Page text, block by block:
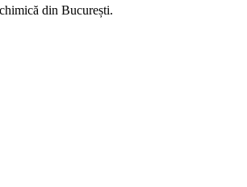
din București.